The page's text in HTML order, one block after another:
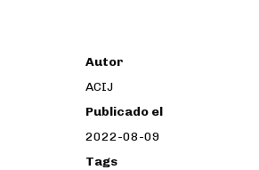
Autor
ACIJ
Publicado el
2022-08-09
Tags